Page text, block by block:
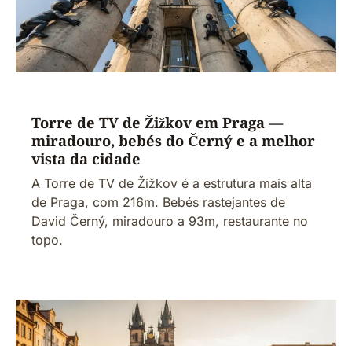
Torre de TV de Žižkov em Praga —
miradouro, bebés do Černý e a melhor
vista da cidade
A Torre de TV de Žižkov é a estrutura mais alta
de Praga, com 216m. Bebés rastejantes de
David Černý, miradouro a 93m, restaurante no
topo.